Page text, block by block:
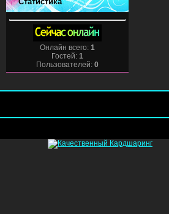
Онлайн всего: 1
Гостей: 1
Пользователей: 0